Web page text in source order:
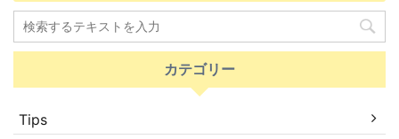
カテゴリー
Tips